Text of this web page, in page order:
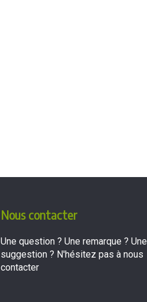
Nous contacter
Une question ? Une remarque ? Une
suggestion ? N'hésitez pas à nous
contacter